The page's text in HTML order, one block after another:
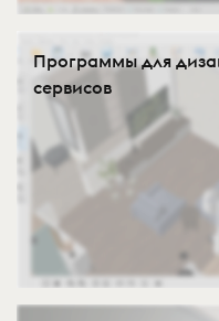
Программы для
сервисов